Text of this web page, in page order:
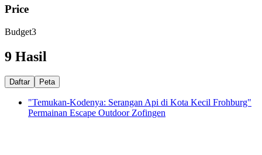
Price
Budget3
9 Hasil
Daftar Peta
"Temukan-Kodenya: Serangan Api di Kota Kecil Frohburg"
Permainan Escape Outdoor Zofingen